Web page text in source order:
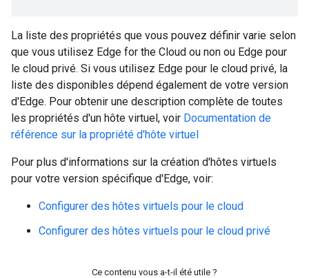
La liste des propriétés que vous pouvez définir varie selon
que vous utilisez Edge for the Cloud ou non ou Edge pour
le cloud privé. Si vous utilisez Edge pour le cloud privé, la
liste des disponibles dépend également de votre version
d'Edge. Pour obtenir une description complète de toutes
les propriétés d'un hôte virtuel, voir Documentation de
référence sur la propriété d'hôte virtuel
Pour plus d'informations sur la création d'hôtes virtuels
pour votre version spécifique d'Edge, voir:
Configurer des hôtes virtuels pour le cloud
Configurer des hôtes virtuels pour le cloud privé
Ce contenu vous a-t-il été utile ?